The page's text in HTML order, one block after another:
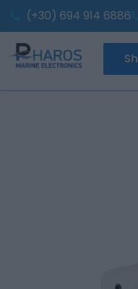
content
(+30) 694 914 6886